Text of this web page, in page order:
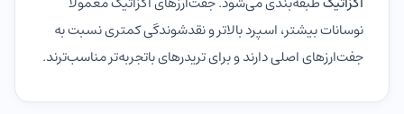
نوسانات بیشتر، اسپرد بالاتر و نقدشوندگی کمتری نسبت به
جفت‌ارزهای اصلی دارند و برای تریدرهای باتجربه‌تر مناسب‌ترند.